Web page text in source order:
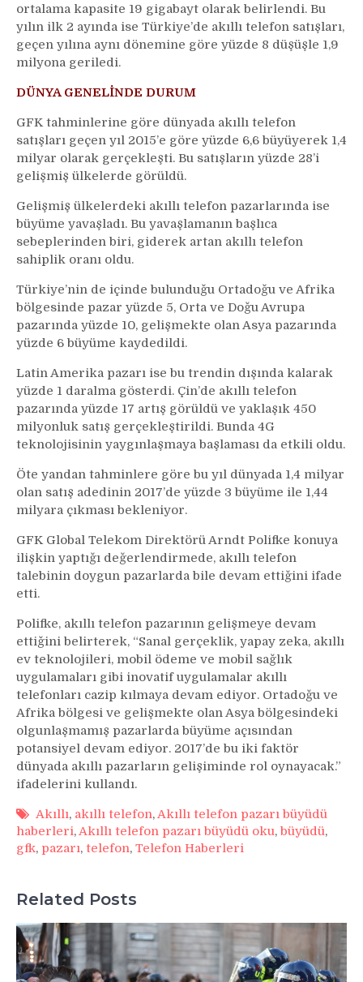
ortalama kapasite 19 gigabayt olarak belirlendi. Bu
yılın ilk 2 ayında ise Türkiye’de akıllı telefon satışları,
geçen yılına aynı dönemine göre yüzde 8 düşüşle 1,9
milyona geriledi.
DÜNYA GENELİNDE DURUM
GFK tahminlerine göre dünyada akıllı telefon
satışları geçen yıl 2015’e göre yüzde 6,6 büyüyerek 1,4
milyar olarak gerçekleşti. Bu satışların yüzde 28’i
gelişmiş ülkelerde görüldü.
Gelişmiş ülkelerdeki akıllı telefon pazarlarında ise
büyüme yavaşladı. Bu yavaşlamanın başlıca
sebeplerinden biri, giderek artan akıllı telefon
sahiplik oranı oldu.
Türkiye’nin de içinde bulunduğu Ortadoğu ve Afrika
bölgesinde pazar yüzde 5, Orta ve Doğu Avrupa
pazarında yüzde 10, gelişmekte olan Asya pazarında
yüzde 6 büyüme kaydedildi.
Latin Amerika pazarı ise bu trendin dışında kalarak
yüzde 1 daralma gösterdi. Çin’de akıllı telefon
pazarında yüzde 17 artış görüldü ve yaklaşık 450
milyonluk satış gerçekleştirildi. Bunda 4G
teknolojisinin yaygınlaşmaya başlaması da etkili oldu.
Öte yandan tahminlere göre bu yıl dünyada 1,4 milyar
olan satış adedinin 2017’de yüzde 3 büyüme ile 1,44
milyara çıkması bekleniyor.
GFK Global Telekom Direktörü Arndt Polifke konuya
ilişkin yaptığı değerlendirmede, akıllı telefon
talebinin doygun pazarlarda bile devam ettiğini ifade
etti.
Polifke, akıllı telefon pazarının gelişmeye devam
ettiğini belirterek, “Sanal gerçeklik, yapay zeka, akıllı
ev teknolojileri, mobil ödeme ve mobil sağlık
uygulamaları gibi inovatif uygulamalar akıllı
telefonları cazip kılmaya devam ediyor. Ortadoğu ve
Afrika bölgesi ve gelişmekte olan Asya bölgesindeki
olgunlaşmamış pazarlarda büyüme açısından
potansiyel devam ediyor. 2017’de bu iki faktör
dünyada akıllı pazarların gelişiminde rol oynayacak.”
ifadelerini kullandı.
Akıllı, akıllı telefon,Akıllı telefon pazarı büyüdü
haberleri,Akıllı telefon pazarı büyüdü oku, büyüdü,
gfk, pazarı, telefon, Telefon Haberleri
Related Posts